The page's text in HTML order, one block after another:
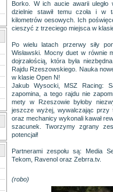
Borko. W ich aucie awarii uległo
dzielnie stawił temu czoła i w
kilometrów oesowych. Ich
cieszyć z trzeciego miejsca w
Po wielu latach przerwy siły
Wisławski. Mocny duet w równie
dojrzałością, która była
Rajdu Rzeszowskiego. Nauka
w klasie Open N!
Jakub Wysocki, MSZ Racing:
zapomina, a tego rajdu nie
mety w Rzeszowie byłoby
jeszcze wyżej, wywalczając przy
oraz mechanicy wykonali kawał
szacunek. Tworzymy zgrany
potencjał!
Partnerami zespołu są: Media
Tekom, Ravenol oraz Zebrra.tv.
(robo)